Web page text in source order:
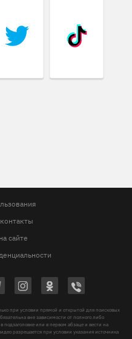
сайте
при условии прямой и открытой для поисковых
вне зависимости от полного либо
или в первом абзаце и вести на
разрешается при условии указания источника